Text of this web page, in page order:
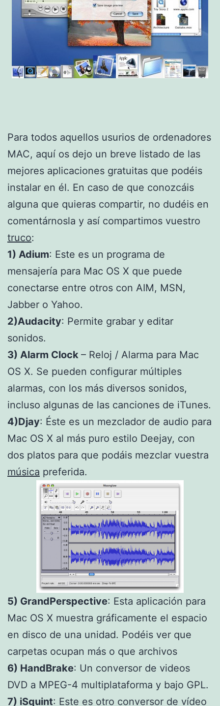
Para todos aquellos usurios de ordenadores
MAC, aquí os dejo un breve listado de las
mejores aplicaciones gratuitas que podéis
instalar en él. En caso de que conozcáis
alguna que quieras compartir, no dudéis en
comentárnosla y así compartimos vuestro
truco:
1) Adium: Este es un programa de
mensajería para Mac OS X que puede
conectarse entre otros con AIM, MSN,
Jabber o Yahoo.
2)Audacity: Permite grabar y editar
sonidos.
3) Alarm Clock – Reloj / Alarma para Mac
OS X. Se pueden configurar múltiples
alarmas, con los más diversos sonidos,
incluso algunas de las canciones de iTunes.
4)Djay: Éste es un mezclador de audio para
Mac OS X al más puro estilo Deejay, con
dos platos para que podáis mezclar vuestra
música preferida.
5) GrandPerspective: Esta aplicación para
Mac OS X muestra gráficamente el espacio
en disco de una unidad. Podéis ver que
carpetas ocupan más o que archivos
6) HandBrake: Un conversor de videos
DVD a MPEG-4 multiplataforma y bajo GPL.
7) iSquint: Este es otro conversor de vídeo